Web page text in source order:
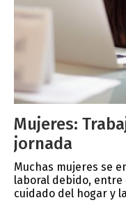
Mujeres:
jornada
Muchas mujeres se
laboral debido, entre
cuidado del hogar y